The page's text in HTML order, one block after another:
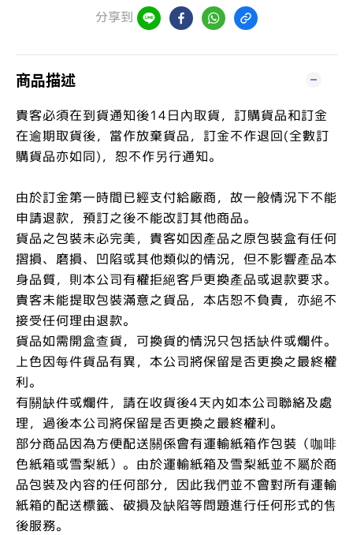
分享到
商品描述
貴客必須在到貨通知後14日內取貨，訂購貨品和訂金
在逾期取貨後，當作放棄貨品，訂金不作退回(全數訂
購貨品亦如同)，恕不作另行通知。
由於訂金第一時間已經支付給廠商，故一般情況下不能
申請退款，預訂之後不能改訂其他商品。
貨品之包裝未必完美，貴客如因產品之原包裝盒有任何
摺損、磨損、凹陷或其他類似的情況，但不影響產品本
身品質，則本公司有權拒絕客戶更換產品或退款要求。
貴客未能提取包裝滿意之貨品，本店恕不負責，亦絕不
接受任何理由退款。
貨品如需開盒查貨，可換貨的情況只包括缺件或爛件。
上色因每件貨品有異，本公司將保留是否更換之最終權
利。
有關缺件或爛件，請在收貨後4天內如本公司聯絡及處
理，過後本公司將保留是否更換之最終權利。
部分商品因為方便配送關係會有運輸紙箱作包裝（咖啡
色紙箱或雪梨紙）。由於運輸紙箱及雪梨紙並不屬於商
品包裝及內容的任何部分，因此我們並不會對所有運輸
紙箱的配送標籤、破損及缺陷等問題進行任何形式的售
後服務。